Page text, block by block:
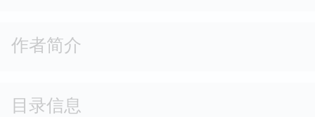
作者简介
目录信息